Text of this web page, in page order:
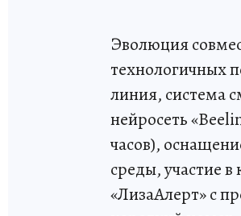
Эволюция
технологичных
линия, система
нейросеть
часов),
среды, участие
«ЛизаАлерт» с